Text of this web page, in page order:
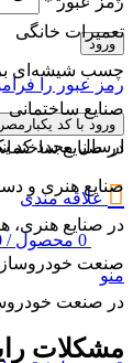
ورود
رمز عبور را
ورود با کد
ارسال مجدد کد
علاقه مندی
0 محصول /
منو
تعمیرات خانگی
چسب شیشه‌ای
صنایع ساختمانی
در صنایع
صنایع هنری و
در صنایع هنری،
صنعت
در صنعت
مشکلات